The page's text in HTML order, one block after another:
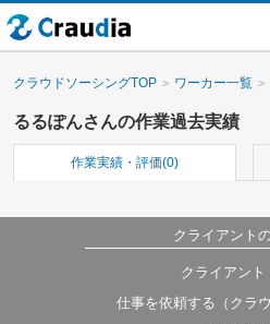
クラウドソーシングTOP ワーカー一覧
るるぽんさんの作業過去実績
作業実績・評価(0)
クライアント
クライアント
仕事を依頼する（クラ